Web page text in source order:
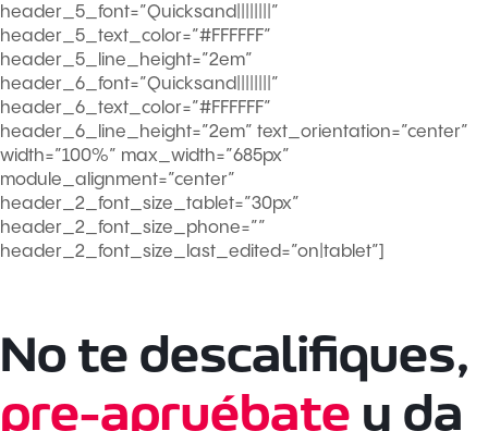
header_5_font=”Quicksand||||||||”
header_5_text_color=”#FFFFFF”
header_5_line_height=”2em”
header_6_font=”Quicksand||||||||”
header_6_text_color=”#FFFFFF”
header_6_line_height=”2em” text_orientation=”center”
width=”100%” max_width=”685px”
module_alignment=”center”
header_2_font_size_tablet=”30px”
header_2_font_size_phone=””
header_2_font_size_last_edited=”on|tablet”]
No te descalifiques,
pre-apruébate y da